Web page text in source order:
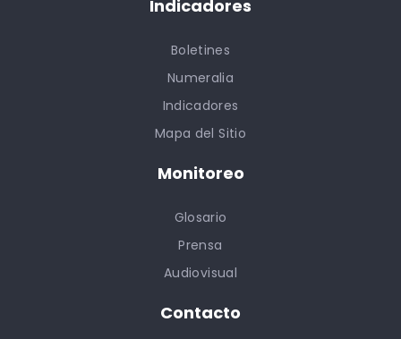
Indicadores
Boletines
Numeralia
Indicadores
Mapa del Sitio
Monitoreo
Glosario
Prensa
Audiovisual
Contacto